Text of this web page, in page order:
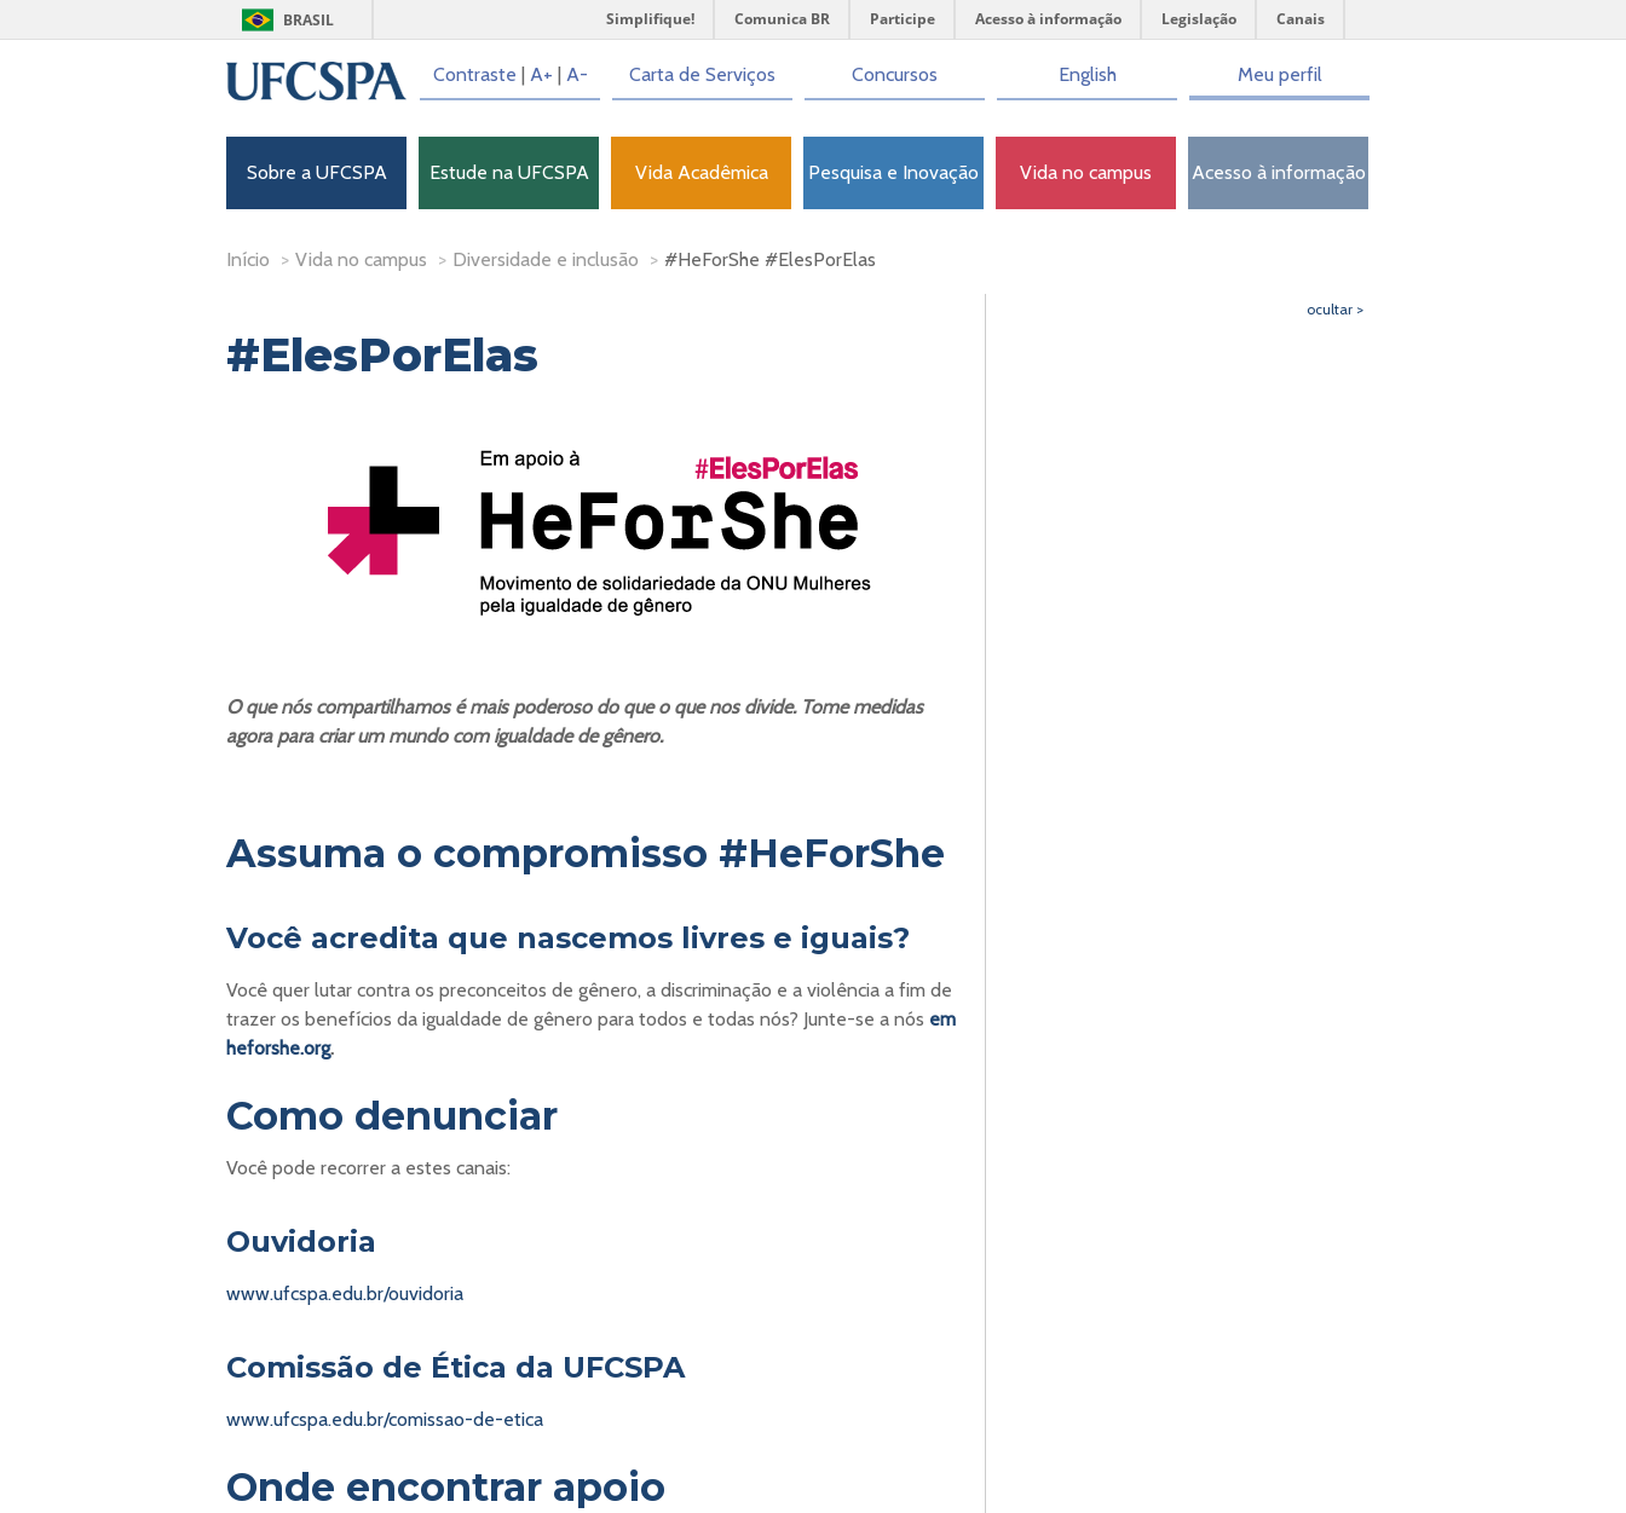
BRASIL Simplifique! Comunica BR Participe Acesso à informação Legislação Canais
Contraste | A+ | A- Carta de Serviços Concursos English Meu perfil
Sobre a UFCSPA Estude na UFCSPA Vida Acadêmica Pesquisa e Inovação Vida no campus Acesso à informação
Início > Vida no campus > Diversidade e inclusão > #HeForShe #ElesPorElas
#ElesPorElas
O que nós compartilhamos é mais poderoso do que o que nos divide. Tome medidas
agora para criar um mundo com igualdade de gênero.
Assuma o compromisso #HeForShe
Você acredita que nascemos livres e iguais?
Você quer lutar contra os preconceitos de gênero, a discriminação e a violência a fim de
trazer os benefícios da igualdade de gênero para todos e todas nós? Junte-se a nós em
heforshe.org.
Como denunciar
Você pode recorrer a estes canais:
Ouvidoria
www.ufcspa.edu.br/ouvidoria
Comissão de Ética da UFCSPA
www.ufcspa.edu.br/comissao-de-etica
Onde encontrar apoio
ocultar >